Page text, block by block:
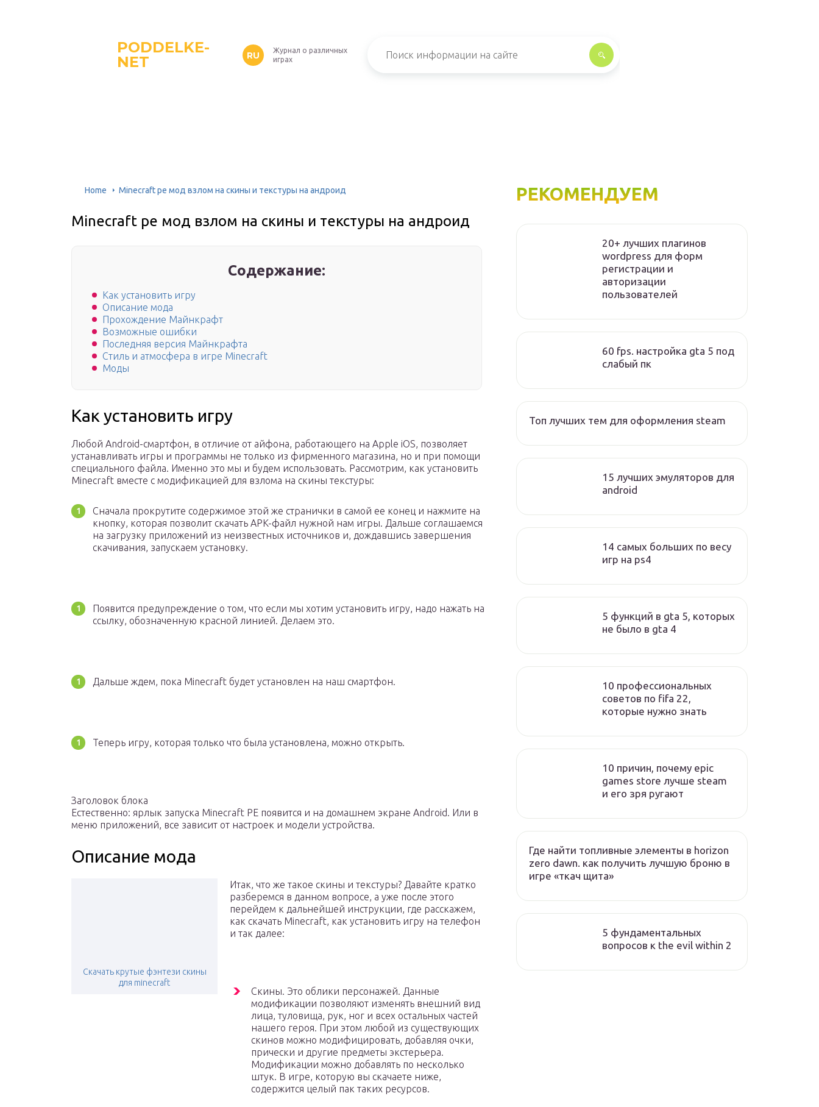
PODDELKE-
NET
RU
Журнал о различных
играх
Home Minecraft pe мод взлом на скины и текстуры на андроид
Minecraft pe мод взлом на скины и текстуры на андроид
Содержание:
Как установить игру
Описание мода
Прохождение Майнкрафт
Возможные ошибки
Последняя версия Майнкрафта
Стиль и атмосфера в игре Minecraft
Моды
Как установить игру
Любой Android-смартфон, в отличие от айфона, работающего на Apple iOS, позволяет
устанавливать игры и программы не только из фирменного магазина, но и при помощи
специального файла. Именно это мы и будем использовать. Рассмотрим, как установить
Minecraft вместе с модификацией для взлома на скины текстуры:
Сначала прокрутите содержимое этой же странички в самой ее конец и нажмите на
кнопку, которая позволит скачать APK-файл нужной нам игры. Дальше соглашаемся
на загрузку приложений из неизвестных источников и, дождавшись завершения
скачивания, запускаем установку.
Появится предупреждение о том, что если мы хотим установить игру, надо нажать на
ссылку, обозначенную красной линией. Делаем это.
Дальше ждем, пока Minecraft будет установлен на наш смартфон.
Теперь игру, которая только что была установлена, можно открыть.
Заголовок блока
Естественно: ярлык запуска Minecraft PE появится и на домашнем экране Android. Или в
меню приложений, все зависит от настроек и модели устройства.
Описание мода
Скачать крутые фэнтези скины
для minecraft
Итак, что же такое скины и текстуры? Давайте кратко
разберемся в данном вопросе, а уже после этого
перейдем к дальнейшей инструкции, где расскажем,
как скачать Minecraft, как установить игру на телефон
и так далее:
Скины. Это облики персонажей. Данные
модификации позволяют изменять внешний вид
лица, туловища, рук, ног и всех остальных частей
нашего героя. При этом любой из существующих
скинов можно модифицировать, добавляя очки,
прически и другие предметы экстерьера.
Модификации можно добавлять по несколько
штук. В игре, которую вы скачаете ниже,
содержится целый пак таких ресурсов.
РЕКОМЕНДУЕМ
20+ лучших плагинов
wordpress для форм
регистрации и
авторизации
пользователей
60 fps. настройка gta 5 под
слабый пк
Топ лучших тем для оформления steam
15 лучших эмуляторов для
android
14 самых больших по весу
игр на ps4
5 функций в gta 5, которых
не было в gta 4
10 профессиональных
советов по fifa 22,
которые нужно знать
10 причин, почему epic
games store лучше steam
и его зря ругают
Где найти топливные элементы в horizon
zero dawn. как получить лучшую броню в
игре «ткач щита»
5 фундаментальных
вопросов к the evil within 2